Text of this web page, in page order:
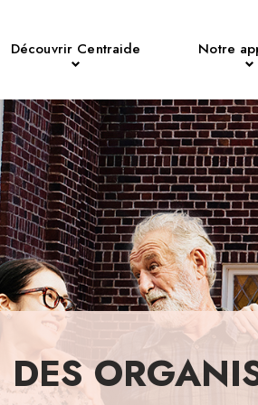
Découvrir Centraide Notre
DES